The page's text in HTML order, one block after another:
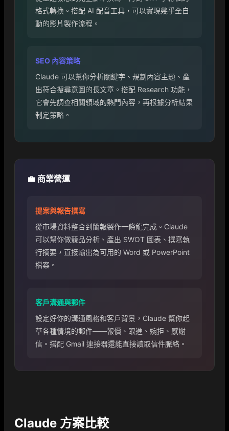
格式轉換。搭配 AI 配音工具，可以實現幾乎全自
動的影片製作流程。
SEO 內容策略
Claude 可以幫你分析關鍵字、規劃內容主題、產
出符合搜尋意圖的長文章。搭配 Research 功能，
它會先調查相關領域的熱門內容，再根據分析結果
制定策略。
💼 商業營運
提案與報告撰寫
從市場資料整合到簡報製作一條龍完成。Claude
可以幫你做競品分析、產出 SWOT 圖表、撰寫執
行摘要，直接輸出為可用的 Word 或 PowerPoint
檔案。
客戶溝通與郵件
設定好你的溝通風格和客戶背景，Claude 幫你起
草各種情境的郵件——報價、跟進、婉拒、感謝
信。搭配 Gmail 連接器還能直接讀取信件脈絡。
Claude 方案比較